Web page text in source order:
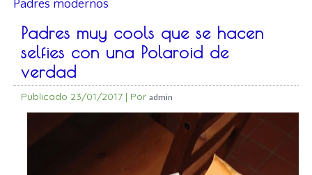
Padres modernos
Padres muy cools que se hacen
selfies con una Polaroid de
verdad
Publicado 23/01/2017 | Por admin